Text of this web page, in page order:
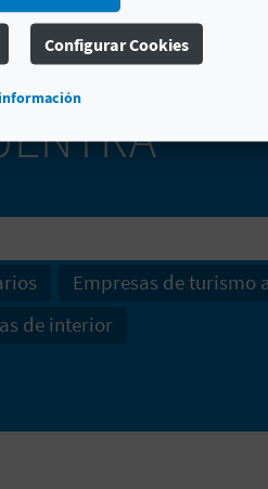
Empresas de turismo
de interior
Configurar Cookies